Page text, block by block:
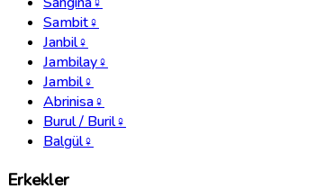
Sambit♀
Janbil♀
Jambilay♀
Jambil♀
Abrinisa♀
Burul / Buril♀
Balgül♀
Erkekler